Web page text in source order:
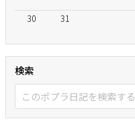
30 31
検索